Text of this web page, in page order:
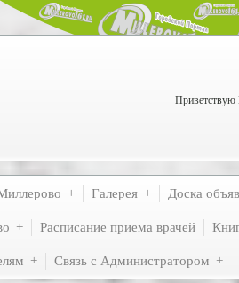
Приветствую
Галерея Доска
Расписание приема врачей
Связь с Администратором